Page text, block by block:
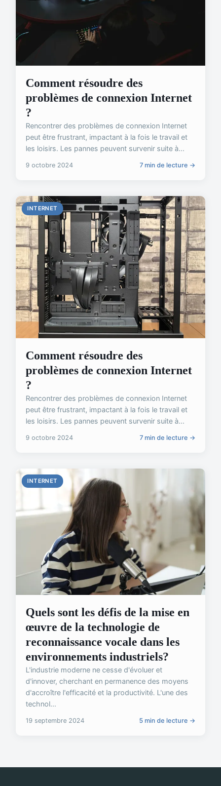
Comment résoudre des
problèmes de connexion Internet
?
Rencontrer des problèmes de connexion Internet
peut être frustrant, impactant à la fois le travail et
les loisirs. Les pannes peuvent survenir suite à...
9 octobre 2024 7 min de lecture →
INTERNET
Comment résoudre des
problèmes de connexion Internet
?
Rencontrer des problèmes de connexion Internet
peut être frustrant, impactant à la fois le travail et
les loisirs. Les pannes peuvent survenir suite à...
9 octobre 2024 7 min de lecture →
INTERNET
Quels sont les défis de la mise en
œuvre de la technologie de
reconnaissance vocale dans les
environnements industriels?
L'industrie moderne ne cesse d'évoluer et
d'innover, cherchant en permanence des moyens
d'accroître l'efficacité et la productivité. L'une des
technol...
19 septembre 2024 5 min de lecture →